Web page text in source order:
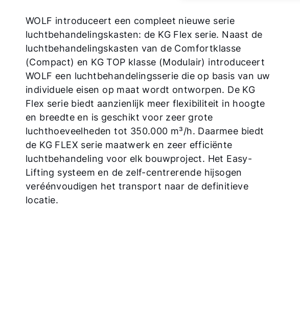
WOLF introduceert een compleet nieuwe serie
luchtbehandelingskasten: de KG Flex serie. Naast de
luchtbehandelingskasten van de Comfortklasse
(Compact) en KG TOP klasse (Modulair) introduceert
WOLF een luchtbehandelingsserie die op basis van uw
individuele eisen op maat wordt ontworpen. De KG
Flex serie biedt aanzienlijk meer flexibiliteit in hoogte
en breedte en is geschikt voor zeer grote
luchthoeveelheden tot 350.000 m³/h. Daarmee biedt
de KG FLEX serie maatwerk en zeer efficiënte
luchtbehandeling voor elk bouwproject. Het Easy-
Lifting systeem en de zelf-centrerende hijsogen
veréénvoudigen het transport naar de definitieve
locatie.